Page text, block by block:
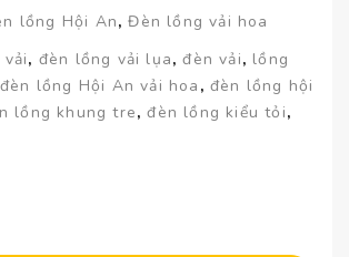
lồng Hội An,Đèn lồng vải hoa
, đèn lồng vải lụa,đèn vải, lồng
đèn lồng Hội An vải hoa ,đèn lồng hội
lồng khung tre,đèn lồng kiểu tỏi,